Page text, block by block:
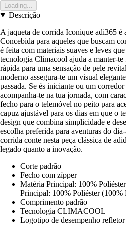
Loading...
Descrição
A jaqueta de corrida Iconique adi365 é
Concebida para aqueles que buscam
é feita com materiais suaves e leves
tecnologia Climacool ajuda a manter-te
rápida para uma sensação de pele
moderno assegura-te um visual
passada. Se és iniciante ou um
acompanha-te na tua jornada, com
fecho para o telemóvel no peito para
capuz ajustável para os dias em que o
design que combina simplicidade e
escolha preferida para aventuras do
corrida conte nesta peça clássica de
legado quanto a inovação.
Corte padrão
Fecho com zípper
Matéria Principal: 100%
Principal: 100% Poliéster (100%
Comprimento padrão
Tecnologia CLIMACOOL
Logotipo de desempenho refletor